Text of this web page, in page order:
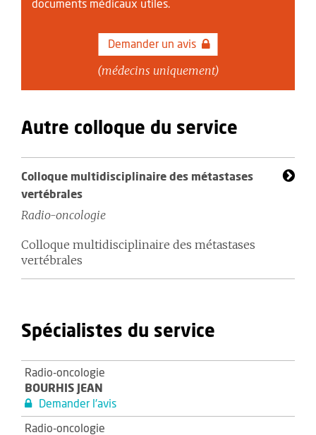
documents médicaux utiles.
Demander un avis
(médecins uniquement)
Autre colloque du service
Colloque multidisciplinaire des métastases
vertébrales
Radio-oncologie
Colloque multidisciplinaire des métastases
vertébrales
Spécialistes du service
BOURHIS JEAN
Radio-oncologie
Demander l'avis
Radio-oncologie